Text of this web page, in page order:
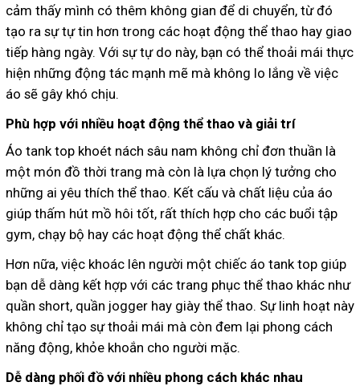
cảm thấy mình có thêm không gian để di chuyển, từ đó
tạo ra sự tự tin hơn trong các hoạt động thể thao hay giao
tiếp hàng ngày. Với sự tự do này, bạn có thể thoải mái thực
hiện những động tác mạnh mẽ mà không lo lắng về việc
áo sẽ gây khó chịu.
Phù hợp với nhiều hoạt động thể thao và giải trí
Áo tank top khoét nách sâu nam không chỉ đơn thuần là
một món đồ thời trang mà còn là lựa chọn lý tưởng cho
những ai yêu thích thể thao. Kết cấu và chất liệu của áo
giúp thấm hút mồ hôi tốt, rất thích hợp cho các buổi tập
gym, chạy bộ hay các hoạt động thể chất khác.
Hơn nữa, việc khoác lên người một chiếc áo tank top giúp
bạn dễ dàng kết hợp với các trang phục thể thao khác như
quần short, quần jogger hay giày thể thao. Sự linh hoạt này
không chỉ tạo sự thoải mái mà còn đem lại phong cách
năng động, khỏe khoắn cho người mặc.
Dễ dàng phối đồ với nhiều phong cách khác nhau